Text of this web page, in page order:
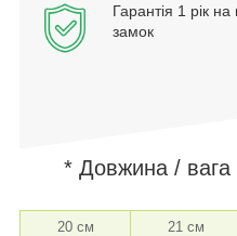
Гарантія 1 рік на
замок
* Довжина / вага
20 см 21 см